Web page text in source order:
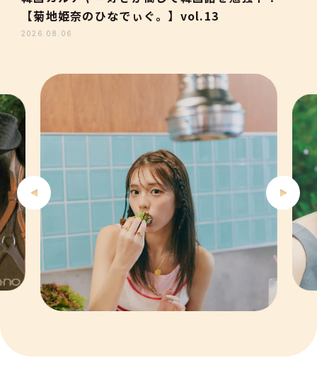
3
4
5
6
7
8
9
10
【菊地姫奈のひなでぃぐ。】vol.13
2026.08.06